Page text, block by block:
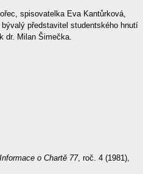
spisovatelka Eva Kantůrková,
představitel studentského hnutí
dr. Milan Šimečka.
Informace o Chartě 77, roč. 4 (1981),